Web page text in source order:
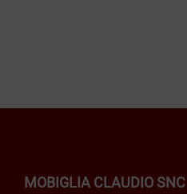
MOBIGLIA CLAUDIO SNC